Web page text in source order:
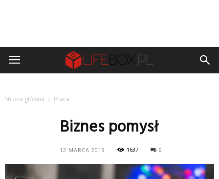
Strona główna Praca
Biznes pomysł
12 MARCA 2019 1637 0